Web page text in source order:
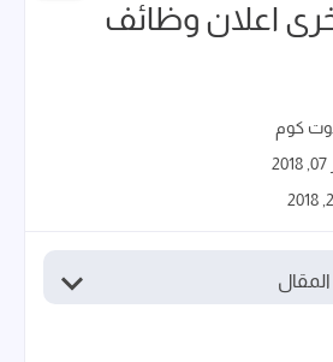
اعلان وظائف
كوم